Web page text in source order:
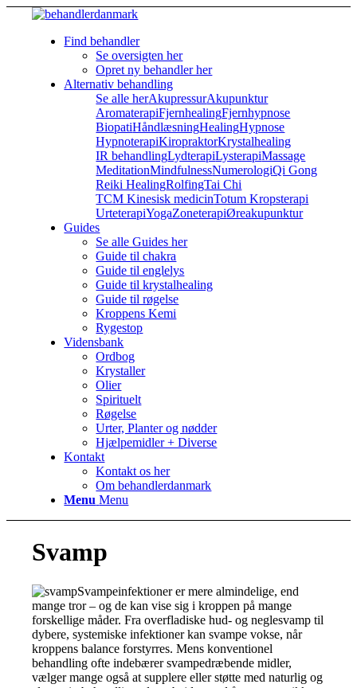
Find behandler
Se oversigten her
Opret ny behandler her
Alternativ behandling
Se alle herAkupressurAkupunktur
AromaterapiFjernhealingFjernhypnose
BiopatiHåndlæsningHealingHypnose
HypnoterapiKiropraktorKrystalhealing
IR behandlingLydterapiLysterapiMassage
MeditationMindfulnessNumerologiQi Gong
Reiki HealingRolfingTai Chi
TCM Kinesisk medicinTotum Kropsterapi
UrteterapiYogaZoneterapiØreakupunktur
Guides
Se alle Guides her
Guide til chakra
Guide til englelys
Guide til krystalhealing
Guide til røgelse
Kroppens Kemi
Rygestop
Vidensbank
Ordbog
Krystaller
Olier
Spirituelt
Røgelse
Urter, Planter og nødder
Hjælpemidler + Diverse
Kontakt
Kontakt os her
Om behandlerdanmark
Menu Menu
Svamp
Svampeinfektioner er mere almindelige, end
mange tror – og de kan vise sig i kroppen på mange
forskellige måder. Fra overfladiske hud- og neglesvamp til
dybere, systemiske infektioner kan svampe vokse, når
kroppens balance forstyrres. Mens konventionel
behandling ofte indebærer svampedræbende midler,
vælger mange også at supplere eller støtte med naturlig og